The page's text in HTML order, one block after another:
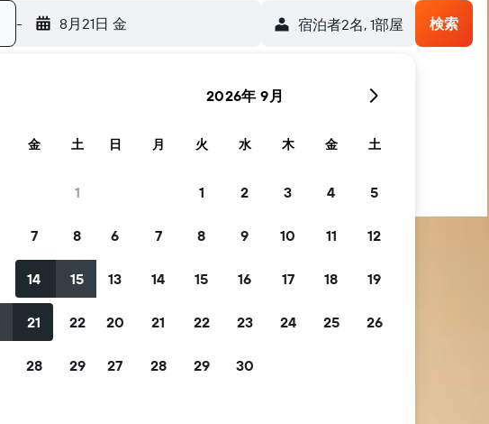
- 8月21日 金 宿泊者2名, 1​部屋 検索
金 土
1
7 8
14 15
21 22
28 29
2026年 9月
日 月 火 水 木 金 土
1 2 3 4 5
6 7 8 9 10 11 12
13 14 15 16 17 18 19
20 21 22 23 24 25 26
27 28 29 30